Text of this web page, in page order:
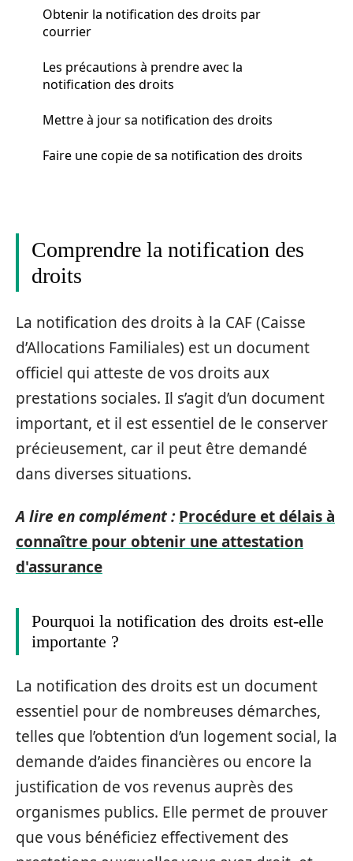
Obtenir la notification des droits par
courrier
Les précautions à prendre avec la
notification des droits
Mettre à jour sa notification des droits
Faire une copie de sa notification des droits
Comprendre la notification des
droits
La notification des droits à la CAF (Caisse
d’Allocations Familiales) est un document
officiel qui atteste de vos droits aux
prestations sociales. Il s’agit d’un document
important, et il est essentiel de le conserver
précieusement, car il peut être demandé
dans diverses situations.
A lire en complément : Procédure et délais à
connaître pour obtenir une attestation
d'assurance
Pourquoi la notification des droits est-elle
importante ?
La notification des droits est un document
essentiel pour de nombreuses démarches,
telles que l’obtention d’un logement social, la
demande d’aides financières ou encore la
justification de vos revenus auprès des
organismes publics. Elle permet de prouver
que vous bénéficiez effectivement des